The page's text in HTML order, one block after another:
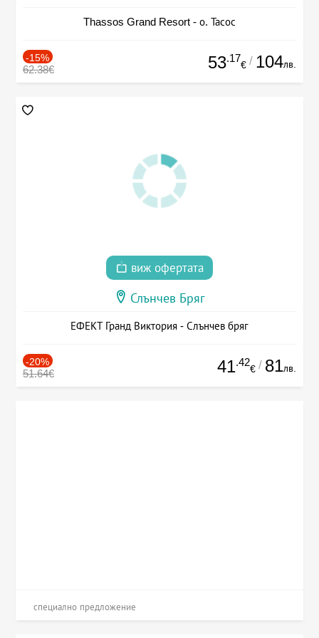
Thassos Grand Resort - о. Тасос
-15%
62.38€ 53.17
€ / 104лв.
виж офертата
Слънчев Бряг
ЕФЕКТ Гранд Виктория - Слънчев бряг
-20%
51.64€ 41.42
€ / 81лв.
специално предложение